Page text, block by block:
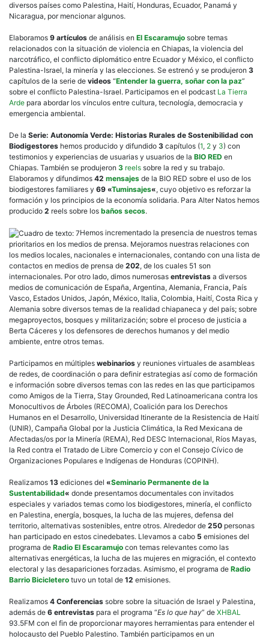
diversos países como Palestina, Haití, Honduras, Ecuador, Panamá y
Nicaragua, por mencionar algunos.
Elaboramos 9 artículos de análisis en El Escaramujo sobre temas
relacionados con la situación de violencia en Chiapas, la violencia del
narcotráfico, el conflicto diplomático entre Ecuador y México, el conflicto
Palestina-Israel, la minería y las elecciones. Se estrenó y se produjeron 3
capítulos de la serie de videos “Entender la guerra, soñar con la paz”
sobre el conflicto Palestina-Israel. Participamos en el podcast La Tierra
Arde para abordar los vínculos entre cultura, tecnología, democracia y
emergencia ambiental.
De la Serie: Autonomía Verde: Historias Rurales de Sostenibilidad con
Biodigestores hemos producido y difundido 3 capítulos (1, 2 y 3) con
testimonios y experiencias de usuarias y usuarios de la BIO RED en
Chiapas. También se produjeron 3 reels sobre la red y su trabajo.
Elaboramos y difundimos 42 mensajes de la BIO RED sobre el uso de los
biodigestores familiares y 69 «Tuminsajes«, cuyo objetivo es reforzar la
formación y los principios de la economía solidaria. Para Alter Natos hemos
producido 2 reels sobre los baños secos.
Hemos incrementado la presencia de nuestros temas
prioritarios en los medios de prensa. Mejoramos nuestras relaciones con
los medios locales, nacionales e internacionales, contando con una lista de
contactos en medios de prensa de 202, de los cuales 51 son
internacionales. Por otro lado, dimos numerosas entrevistas a diversos
medios de comunicación de España, Argentina, Alemania, Francia, País
Vasco, Estados Unidos, Japón, México, Italia, Colombia, Haití, Costa Rica y
Alemania sobre diversos temas de la realidad chiapaneca y del país; sobre
megaproyectos, bosques y militarización; sobre el proceso de justicia a
Berta Cáceres y los defensores de derechos humanos y del medio
ambiente, entre otros temas.
Participamos en múltiples webinarios y reuniones virtuales de asambleas
de redes, de coordinación o para definir estrategias así como de formación
e información sobre diversos temas con las redes en las que participamos
como Amigos de la Tierra, Stay Grounded, Red Latinoamericana contra los
Monocultivos de Árboles (RECOMA), Coalición para los Derechos
Humanos en el Desarrollo, Universidad Itinerante de la Resistencia de Haití
(UNIR), Campaña Global por la Justicia Climática, la Red Mexicana de
Afectadas/os por la Minería (REMA), Red DESC Internacional, Ríos Mayas,
la Red contra el Tratado de Libre Comercio y con el Consejo Cívico de
Organizaciones Populares e Indígenas de Honduras (COPINH).
Realizamos 13 ediciones del «Seminario Permanente de la
Sustentabilidad« donde presentamos documentales con invitados
especiales y variados temas como los biodigestores, minería, el conflicto
en Palestina, energía, bosques, la lucha de las mujeres, defensa del
territorio, alternativas sostenibles, entre otros. Alrededor de 250 personas
han participado en estos cinedebates. Llevamos a cabo 5 emisiones del
programa de Radio El Escaramujo con temas relevantes como las
alternativas energéticas, la lucha de las mujeres en migración, el contexto
electoral y las desapariciones forzadas. Asimismo, el programa de Radio
Barrio Bicicletero tuvo un total de 12 emisiones.
Realizamos 4 Conferencias sobre sobre la situación de Israel y Palestina,
además de 6 entrevistas para el programa “Es lo que hay” de XHBAL
93.5FM con el fin de proporcionar mayores herramientas para entender el
holocausto del Pueblo Palestino. También participamos en un